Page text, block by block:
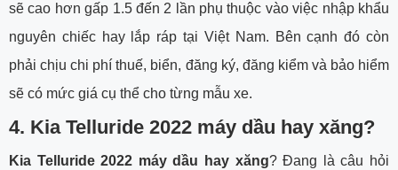
sẽ cao hơn gấp 1.5 đến 2 lần phụ thuộc vào việc nhập khẩu
nguyên chiếc hay lắp ráp tại Việt Nam. Bên cạnh đó còn
phải chịu chi phí thuế, biển, đăng ký, đăng kiểm và bảo hiểm
sẽ có mức giá cụ thể cho từng mẫu xe.
4. Kia Telluride 2022 máy dầu hay xăng?
Kia Telluride 2022 máy dầu hay xăng? Đang là câu hỏi